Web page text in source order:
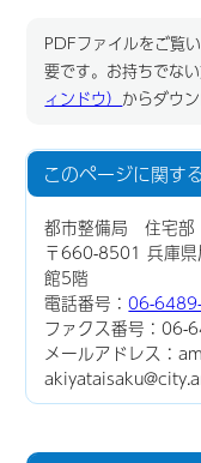
PDFファイルをご覧
要です。お持ちでな
ィンドウ） からダウ
このページに関する
都市整備局 住宅
〒660-8501 兵庫
館5階
電話番号：06-
ファクス番号：06-
メールアドレス：